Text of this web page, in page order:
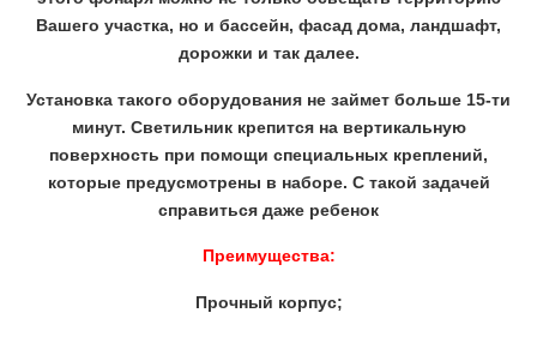
Вашего участка, но и бассейн, фасад дома, ландшафт,
дорожки и так далее.
Установка такого оборудования не займет больше 15-ти
минут. Светильник крепится на вертикальную
поверхность при помощи специальных креплений,
которые предусмотрены в наборе. С такой задачей
справиться даже ребенок
Преимущества:
Прочный корпус;